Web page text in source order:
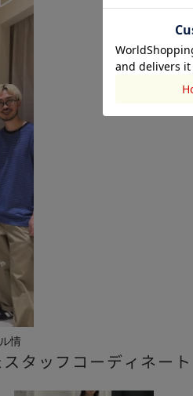
情
タッフコーディネート